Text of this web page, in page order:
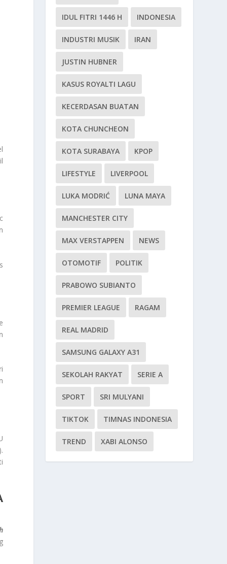
IDUL FITRI 1446 H INDONESIA
INDUSTRI MUSIK IRAN
JUSTIN HUBNER
KASUS ROYALTI LAGU
KECERDASAN BUATAN
KOTA CHUNCHEON
KOTA SURABAYA KPOP
LIFESTYLE LIVERPOOL
LUKA MODRIĆ LUNA MAYA
MANCHESTER CITY
MAX VERSTAPPEN NEWS
OTOMOTIF POLITIK
PRABOWO SUBIANTO
PREMIER LEAGUE RAGAM
REAL MADRID
SAMSUNG GALAXY A31
SEKOLAH RAKYAT SERIE A
SPORT SRI MULYANI
TIKTOK TIMNAS INDONESIA
TREND XABI ALONSO